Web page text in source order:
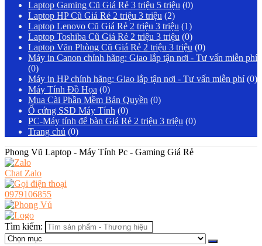
Laptop Gaming Cũ Giá Rẻ 3 triệu 5 triệu (0)
Laptop HP Cũ Giá Rẻ 2 triệu 3 triệu (2)
Laptop Lenovo Cũ Giá Rẻ 2 triệu 3 triệu (1)
Laptop Toshiba Cũ Giá Rẻ 2 triệu 3 triệu (0)
Laptop Văn Phòng Cũ Giá Rẻ 2 triệu 3 triệu (0)
Máy in Canon chính hãng: Giao lắp tận nơi - Tư vấn miễn phí
(0)
Máy in HP chính hãng: Giao lắp tận nơi - Tư vấn miễn phí (0)
Máy Tính Đồ Họa (0)
Mua Cài Phần Mềm Bản Quyền (0)
Ổ cứng SSD Máy Tính (0)
PC-Máy tính để bàn Giá Rẻ 2 triệu 3 triệu (0)
Trang chủ (0)
Phong Vũ Laptop - Máy Tính Pc - Gaming Giá Rẻ
Chat Zalo
0979106855
Tìm kiếm: